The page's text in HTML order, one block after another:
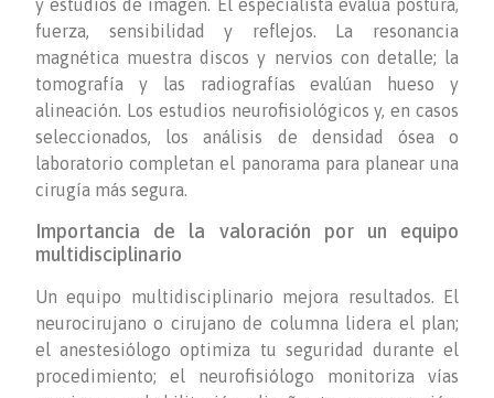
y estudios de imagen. El especialista evalúa postura,
fuerza, sensibilidad y reflejos. La resonancia
magnética muestra discos y nervios con detalle; la
tomografía y las radiografías evalúan hueso y
alineación. Los estudios neurofisiológicos y, en casos
seleccionados, los análisis de densidad ósea o
laboratorio completan el panorama para planear una
cirugía más segura.
Importancia de la valoración por un equipo
multidisciplinario
Un equipo multidisciplinario mejora resultados. El
neurocirujano o cirujano de columna lidera el plan;
el anestesiólogo optimiza tu seguridad durante el
procedimiento; el neurofisiólogo monitoriza vías